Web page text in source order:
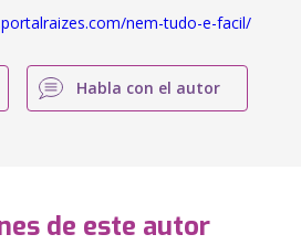
nem-tudo-e-facil/
Habla con el autor
de este autor